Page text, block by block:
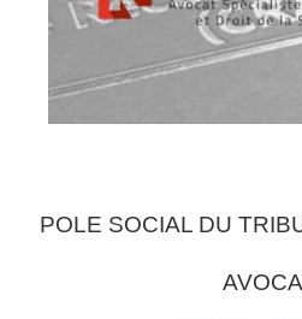
POLE SOCIAL DU